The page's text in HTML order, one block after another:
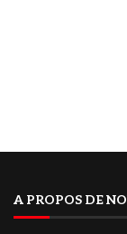
A PROPOS DE